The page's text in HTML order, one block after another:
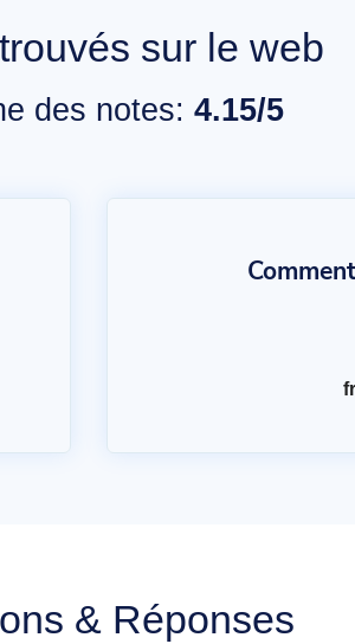
trouvés sur le web
des notes: 4.15/5
& Réponses